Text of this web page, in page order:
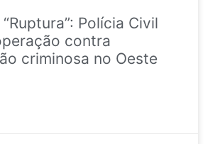
Polícia Civil
contra
criminosa no Oeste